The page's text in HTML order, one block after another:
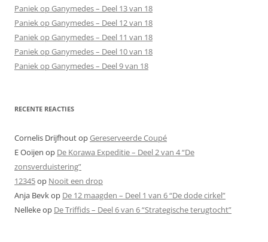
Paniek op Ganymedes – Deel 13 van 18
Paniek op Ganymedes – Deel 12 van 18
Paniek op Ganymedes – Deel 11 van 18
Paniek op Ganymedes – Deel 10 van 18
Paniek op Ganymedes – Deel 9 van 18
RECENTE REACTIES
Cornelis DrijfhoutopGereserveerde Coupé
E Ooijen op De Korawa Expeditie – Deel 2 van 4 “De
zonsverduistering”
12345op Nooit een drop
Anja Bevkop De 12 maagden – Deel 1 van 6 “De dode cirkel”
Nellekeop De Triffids – Deel 6 van 6 “Strategische terugtocht”